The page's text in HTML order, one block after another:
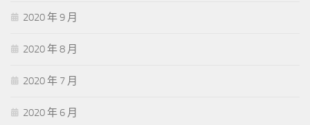
2020 年 9 月
2020 年 8 月
2020 年 7 月
2020 年 6 月